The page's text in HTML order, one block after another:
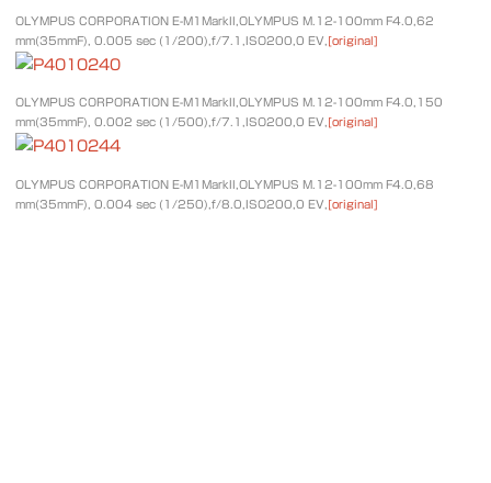
OLYMPUS CORPORATION E-M1MarkII,OLYMPUS M.12-100mm F4.0,62
mm(35mmF), 0.005 sec (1/200),f/7.1,ISO200,0 EV, [original]
OLYMPUS CORPORATION E-M1MarkII,OLYMPUS M.12-100mm F4.0,150
mm(35mmF), 0.002 sec (1/500),f/7.1,ISO200,0 EV, [original]
OLYMPUS CORPORATION E-M1MarkII,OLYMPUS M.12-100mm F4.0,68
mm(35mmF), 0.004 sec (1/250),f/8.0,ISO200,0 EV, [original]